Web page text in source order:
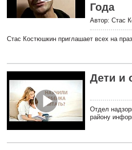
Года
Автор: Стас
Стас Костюшкин приглашает всех на
Дети и
Отдел
району